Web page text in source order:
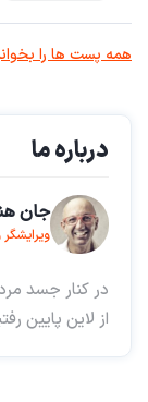
همه پست ها را
درباره ما
جان
ویرایشگر
در کنار جسد
از لاین پایین